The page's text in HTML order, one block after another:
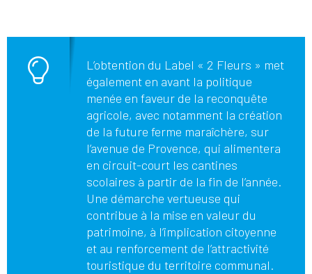
L’obtention du Label « 2 Fleurs » met
également en avant la politique
menée en faveur de la reconquête
agricole, avec notamment la création
de la future ferme maraîchère, sur
l’avenue de Provence, qui alimentera
en circuit-court les cantines
scolaires à partir de la fin de l’année.
Une démarche vertueuse qui
contribue à la mise en valeur du
patrimoine, à l’implication citoyenne
et au renforcement de l’attractivité
touristique du territoire communal.